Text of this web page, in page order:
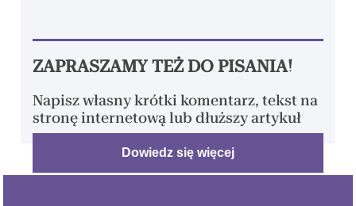
ZAPRASZAMY TEŻ DO PISANIA!
Napisz własny krótki komentarz, tekst na
stronę internetową lub dłuższy artykuł
Dowiedz się więcej